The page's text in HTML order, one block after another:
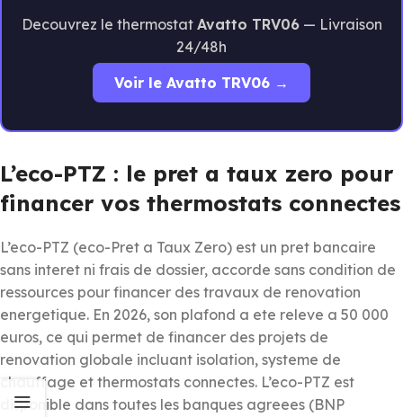
Decouvrez le thermostat Avatto TRV06— Livraison
24/48h
Voir le Avatto TRV06 →
L’eco-PTZ : le pret a taux zero pour
financer vos thermostats connectes
L’eco-PTZ (eco-Pret a Taux Zero) est un pret bancaire
sans interet ni frais de dossier, accorde sans condition de
ressources pour financer des travaux de renovation
energetique. En 2026, son plafond a ete releve a 50 000
euros, ce qui permet de financer des projets de
renovation globale incluant isolation, systeme de
chauffage et thermostats connectes. L’eco-PTZ est
disponible dans toutes les banques agreees (BNP